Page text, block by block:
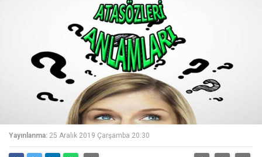
Yayınlanma: 25 Aralık 2019 Çarşamba 20:30